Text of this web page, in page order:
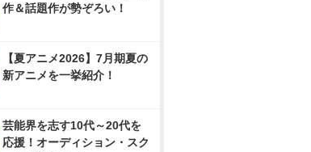
作＆話題作が勢ぞろい！
【夏アニメ2026】7月期夏の
新アニメを一挙紹介！
芸能界を志す10代～20代を
応援！オーディション・スク